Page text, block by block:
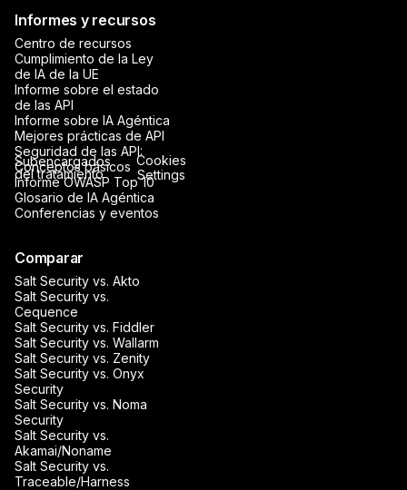
Informes y recursos
Centro de recursos
Cumplimiento de la Ley
de IA de la UE
Informe sobre el estado
de las API
Informe sobre IA Agéntica
Mejores prácticas de API
Seguridad de las API:
Conceptos básicos
Informe OWASP Top 10
Glosario de IA Agéntica
Conferencias y eventos
Comparar
Salt Security vs. Akto
Salt Security vs.
Cequence
Salt Security vs. Fiddler
Salt Security vs. Wallarm
Salt Security vs. Zenity
Salt Security vs. Onyx
Security
Salt Security vs. Noma
Security
Salt Security vs.
Akamai/Noname
Salt Security vs.
Traceable/Harness
Subencargados
del tratamiento
Cookies
Settings